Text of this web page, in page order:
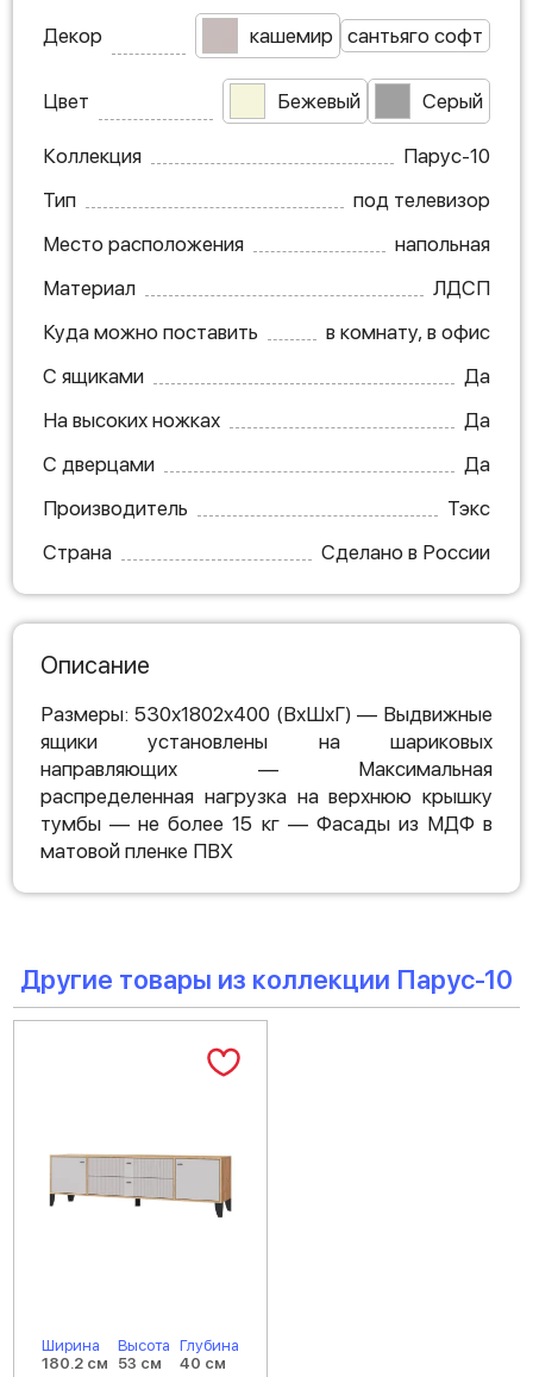
Декор кашемир сантьяго софт
Цвет Бежевый Серый
Коллекция
Парус-10
Тип
под телевизор
Место расположения
напольная
Материал
ЛДСП
Куда можно поставить
в комнату, в офис
С ящиками
Да
На высоких ножках
Да
С дверцами
Да
Производитель
Тэкс
Страна
Сделано в России
Описание
Размеры: 530х1802х400 (ВхШхГ) — Выдвижные
ящики установлены на шариковых
направляющих — Максимальная
распределенная нагрузка на верхнюю крышку
тумбы — не более 15 кг — Фасады из МДФ в
матовой пленке ПВХ
Другие товары из коллекции Парус-10
Ширина
180.2 см
Высота
53 см
Глубина
40 см